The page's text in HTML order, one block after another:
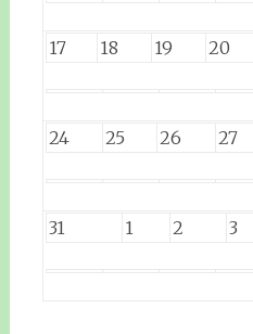
17 18 19 20
24 25 26 27
31 1 2 3